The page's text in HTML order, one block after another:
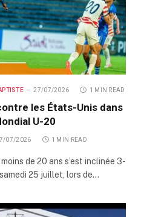
27/07/2026 1 MIN READ
les États-Unis dans
U-20
07/2026 1 MIN READ
de 20 ans s’est inclinée 3-
25 juillet, lors de…